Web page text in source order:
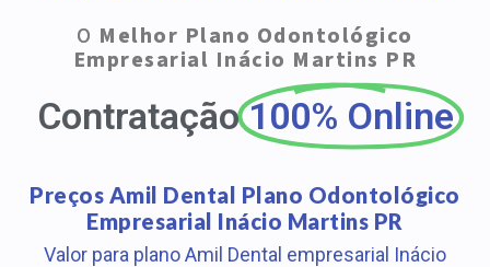
O Melhor Plano Odontológico
Empresarial Inácio Martins PR
Contratação 100% Online
Preços Amil Dental Plano Odontológico
Empresarial Inácio Martins PR
Valor para plano Amil Dental empresarial Inácio